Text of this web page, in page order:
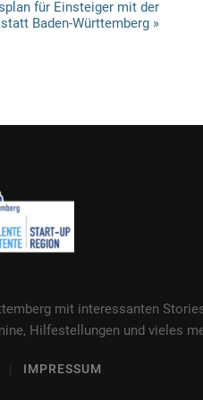
für Einsteiger mit der
Baden-Württemberg »
mit interessanten
Hilfestellungen und vieles
IMPRESSUM